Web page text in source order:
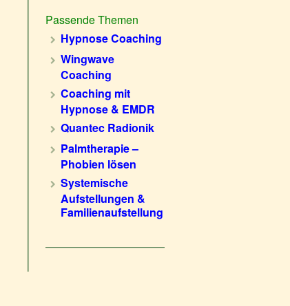
Passende Themen
Hypnose Coaching
Wingwave
Coaching
Coaching mit
Hypnose & EMDR
Quantec Radionik
Palmtherapie –
Phobien lösen
Systemische
Aufstellungen &
Familienaufstellung